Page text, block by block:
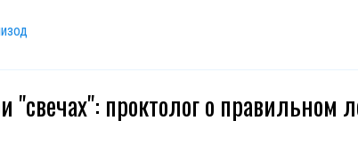
"свечах": проктолог о правильном